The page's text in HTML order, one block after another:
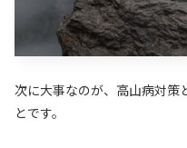
次に大事なのが、高山病対策
とです。